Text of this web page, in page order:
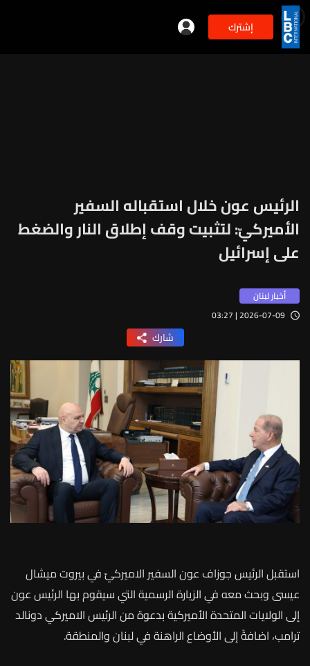
إشترك 2min
الرئيس عون خلال استقباله السفير
الأميركيّ: لتثبيت وقف إطلاق النار والضغط
على إسرائيل
أخبار لبنان
2026-07-09 | 03:27
شارك
استقبل الرئيس جوزاف عون السفير الاميركيّ في بيروت ميشال
عيسى وبحث معه في الزيارة الرسمية التي سيقوم بها الرئيس عون
إلى الولايات المتحدة الأميركية بدعوة من الرئيس الاميركي دونالد
ترامب، اضافةً إلى الأوضاع الراهنة في لبنان والمنطقة.